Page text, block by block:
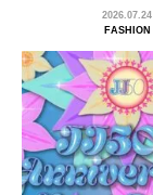
2026.07.24
FASHION